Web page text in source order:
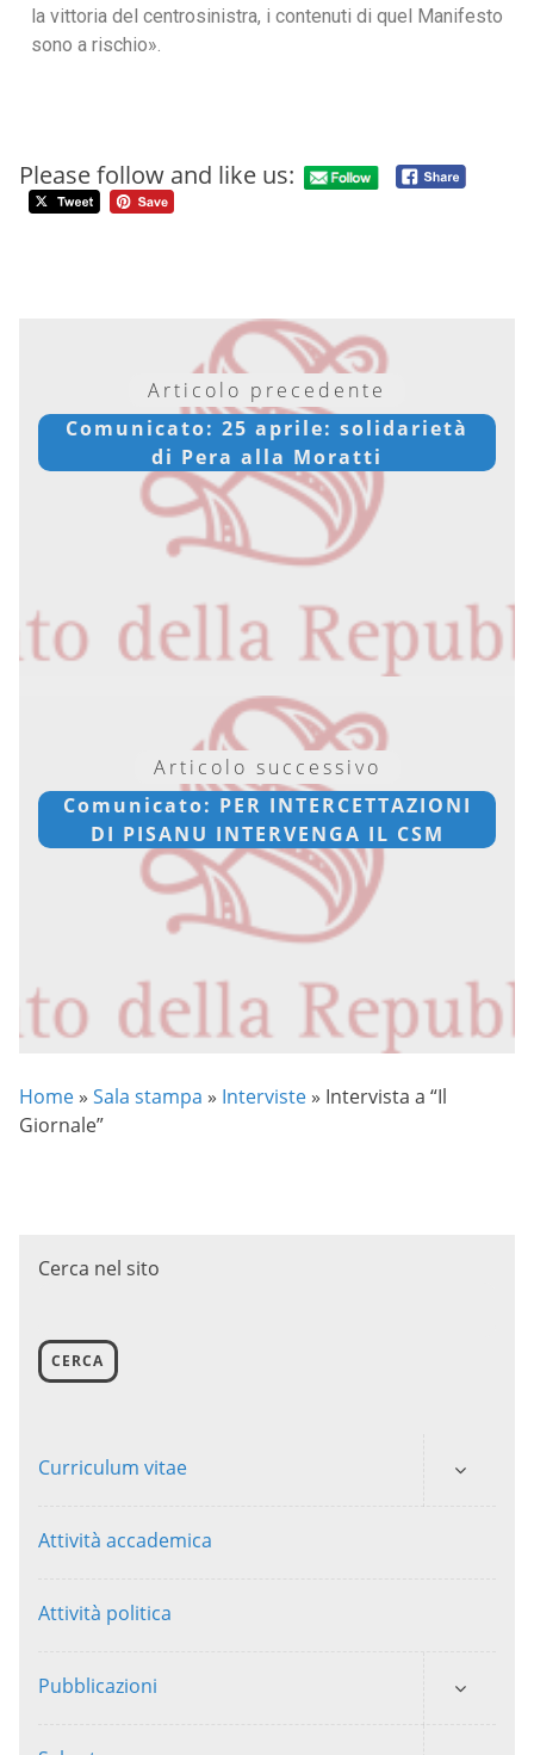
la vittoria del centrosinistra, i contenuti di quel Manifesto
sono a rischio».
Please follow and like us:
Articolo precedente
Comunicato: 25 aprile: solidarietà
di Pera alla Moratti
Articolo successivo
Comunicato: PER INTERCETTAZIONI
DI PISANU INTERVENGA IL CSM
Home » Sala stampa » Interviste » Intervista a “Il
Giornale”
Cerca nel sito
CERCA
Curriculum vitae
Attività accademica
Attività politica
Pubblicazioni